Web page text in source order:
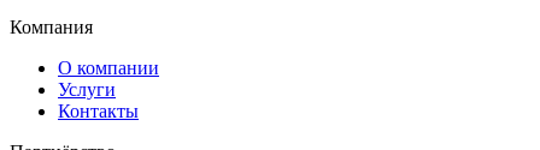
Компания
О компании
Услуги
Контакты